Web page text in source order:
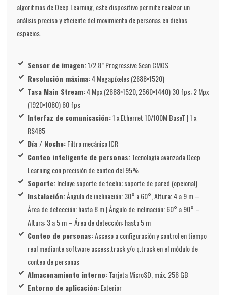
algoritmos de Deep Learning, este dispositivo permite realizar un
análisis preciso y eficiente del movimiento de personas en dichos
espacios.
Sensor de imagen:1/2.8” Progressive Scan CMOS
Resolución máxima:4 Megapíxeles (2688×1520)
Tasa Main Stream:4 Mpx (2688×1520, 2560×1440) 30 fps; 2 Mpx
(1920×1080) 60 fps
Interfaz de comunicación:1 x Ethernet 10/100M BaseT | 1 x
RS485
Día / Noche:Filtro mecánico ICR
Conteo inteligente de personas:Tecnología avanzada Deep
Learning con precisión de conteo del 95%
Soporte:Incluye soporte de techo; soporte de pared (opcional)
Instalación:Ángulo de inclinación: 30° a 60°, Altura: 4 a 9 m –
Área de detección: hasta 8 m | Ángulo de inclinación: 60° a 90° –
Altura: 3 a 5 m – Área de detección: hasta 5 m
Conteo de personas:Acceso a configuración y control en tiempo
real mediante software access.track y/o q.track en el módulo de
conteo de personas
Almacenamiento interno:Tarjeta MicroSD, máx. 256 GB
Entorno de aplicación:Exterior